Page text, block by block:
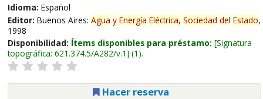
Idioma: Español
Editor: Buenos Aires: Agua y Energía Eléctrica, Sociedad del Estado,
1998
Disponibilidad: Ítems disponibles para préstamo: Signatura
topográfica: 621.374.5/A282/v.1 (1).
Hacer reserva